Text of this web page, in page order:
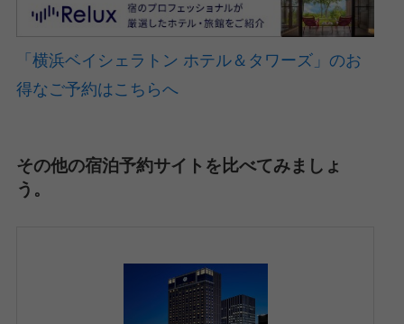
「横浜ベイシェラトン ホテル＆タワーズ」のお
得なご予約はこちらへ
その他の宿泊予約サイトを比べてみましょ
う。